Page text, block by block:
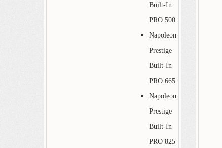
Built-In
PRO 500
Napoleon
Prestige
Built-In
PRO 665
Napoleon
Prestige
Built-In
PRO 825